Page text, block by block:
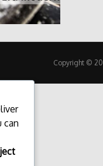
Copyright ©
can